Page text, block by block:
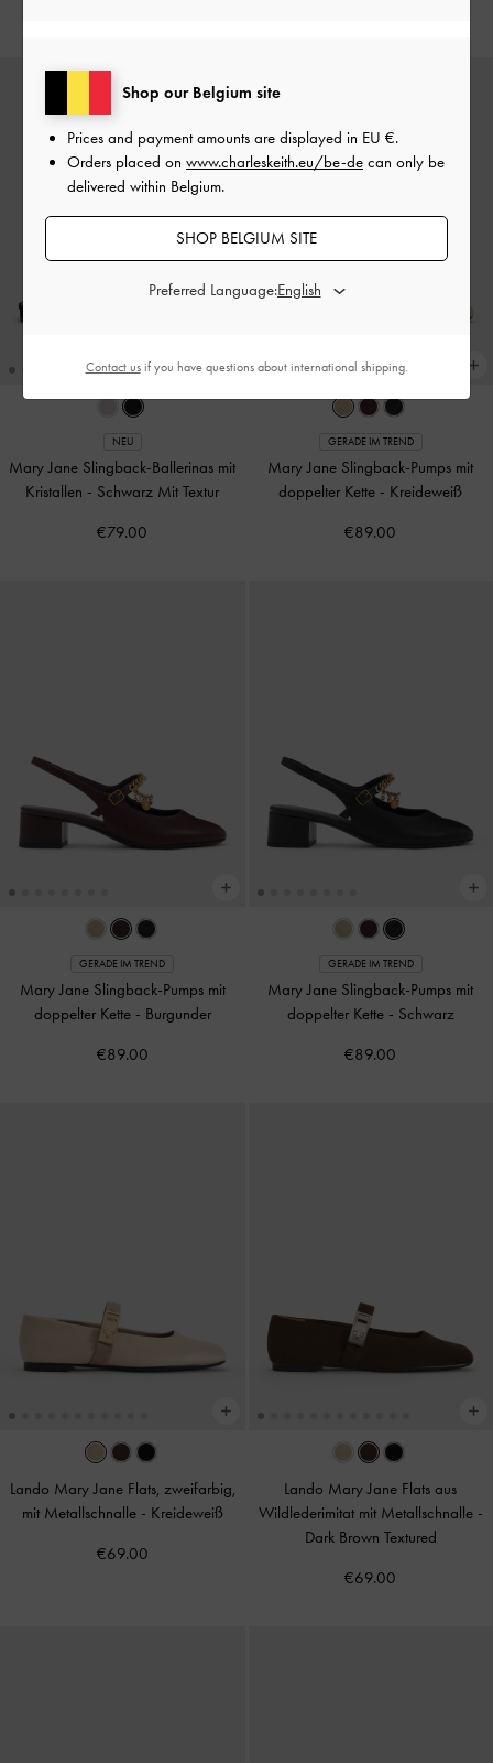
NEU
Mary Jane Slingback-Ballerinas mit
Kristallen - Schwarz Mit Textur
€79.00
GERADE IM TREND
Mary Jane Slingback-Pumps mit
doppelter Kette - Kreideweiß
€89.00
GERADE IM TREND
Mary Jane Slingback-Pumps mit
doppelter Kette - Burgunder
€89.00
GERADE IM TREND
Mary Jane Slingback-Pumps mit
doppelter Kette - Schwarz
€89.00
Lando Mary Jane Flats, zweifarbig,
mit Metallschnalle - Kreideweiß
€69.00
Lando Mary Jane Flats aus
Wildlederimitat mit Metallschnalle -
Dark Brown Textured
€69.00
Shop our Belgium site
Prices and payment amounts are displayed in EU €.
Orders placed on www.charleskeith.eu/be-de can only be
delivered within Belgium.
SHOP BELGIUM SITE
Preferred Language:
Contact usif you have questions about international shipping.